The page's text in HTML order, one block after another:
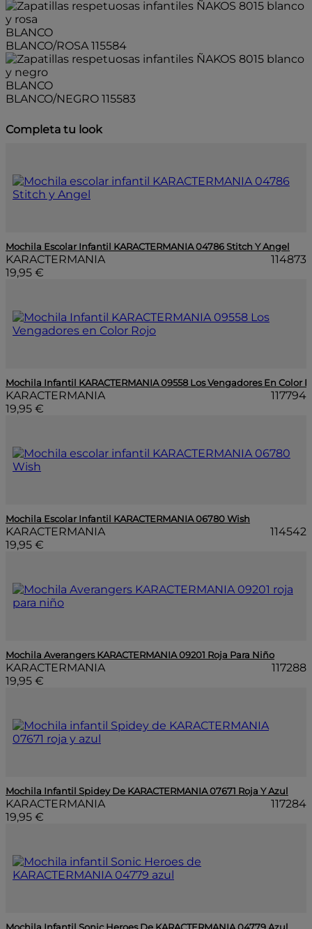
BLANCO
BLANCO/ROSA 115584
BLANCO
BLANCO/NEGRO 115583
Completa tu look
Mochila Escolar Infantil KARACTERMANIA 04786 Stitch Y Angel
KARACTERMANIA
114873
19,95 €
Mochila Infantil KARACTERMANIA 09558 Los Vengadores En Color
KARACTERMANIA
117794
19,95 €
Mochila Escolar Infantil KARACTERMANIA 06780 Wish
KARACTERMANIA
114542
19,95 €
Mochila Averangers KARACTERMANIA 09201 Roja Para Niño
KARACTERMANIA
117288
19,95 €
Mochila Infantil Spidey De KARACTERMANIA 07671 Roja Y Azul
KARACTERMANIA
117284
19,95 €
Mochila Infantil Sonic Heroes De KARACTERMANIA 04779 Azul